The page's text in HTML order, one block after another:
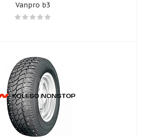
Vanpro b3